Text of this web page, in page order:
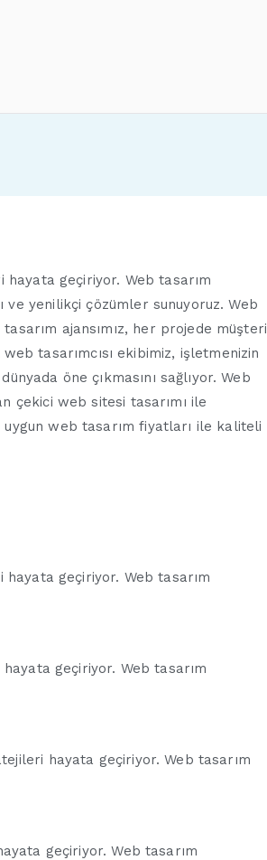
hayata geçiriyor. Web tasarım
ve yenilikçi çözümler sunuyoruz. Web
ajansımız, her projede müşteri
tasarımcısı ekibimiz, işletmenizin
öne çıkmasını sağlıyor. Web
çekici web sitesi tasarımı ile
web tasarım fiyatları ile kaliteli
hayata geçiriyor. Web tasarım
geçiriyor. Web tasarım
hayata geçiriyor. Web tasarım
geçiriyor. Web tasarım